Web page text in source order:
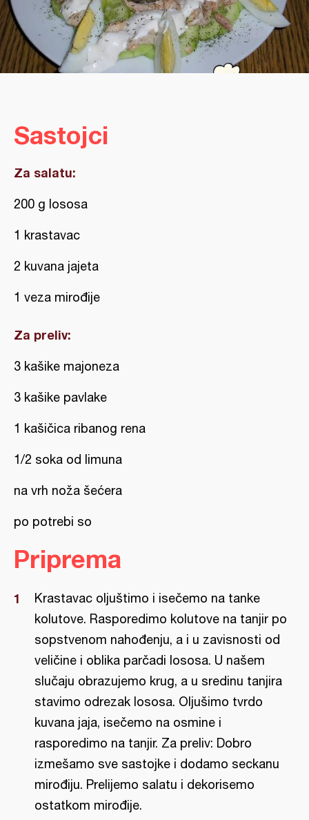
Sastojci
Za salatu:
200 g lososa
1 krastavac
2 kuvana jajeta
1 veza mirođije
Za preliv:
3 kašike majoneza
3 kašike pavlake
1 kašičica ribanog rena
1/2 soka od limuna
na vrh noža šećera
po potrebi so
Priprema
Krastavac oljuštimo i isečemo na tanke
kolutove. Rasporedimo kolutove na tanjir po
sopstvenom nahođenju, a i u zavisnosti od
veličine i oblika parčadi lososa. U našem
slučaju obrazujemo krug, a u sredinu tanjira
stavimo odrezak lososa. Oljušimo tvrdo
kuvana jaja, isečemo na osmine i
rasporedimo na tanjir. Za preliv: Dobro
izmešamo sve sastojke i dodamo seckanu
mirođiju. Prelijemo salatu i dekorisemo
ostatkom mirođije.